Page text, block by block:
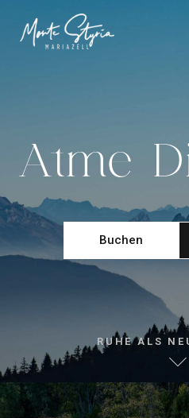
Atme
Buchen
RUHE ALS